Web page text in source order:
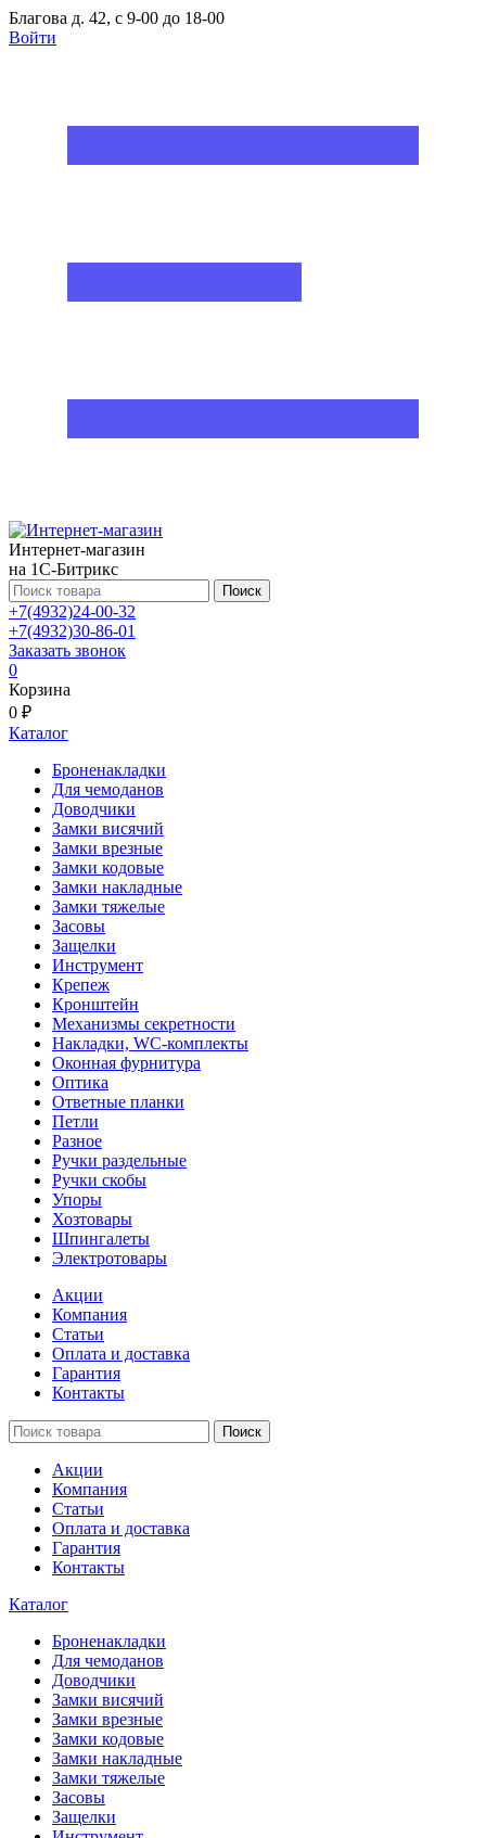
Благова д. 42, с 9-00 до 18-00
Войти
Интернет-магазин
на 1С-Битрикс
Поиск
+7(4932)24-00-32
+7(4932)30-86-01
Заказать звонок
0
Корзина
0 ₽
Каталог
Броненакладки
Для чемоданов
Доводчики
Замки висячий
Замки врезные
Замки кодовые
Замки накладные
Замки тяжелые
Засовы
Защелки
Инструмент
Крепеж
Кронштейн
Механизмы секретности
Накладки, WC-комплекты
Оконная фурнитура
Оптика
Ответные планки
Петли
Разное
Ручки раздельные
Ручки скобы
Упоры
Хозтовары
Шпингалеты
Электротовары
Акции
Компания
Статьи
Оплата и доставка
Гарантия
Контакты
Поиск
Акции
Компания
Статьи
Оплата и доставка
Гарантия
Контакты
Каталог
Броненакладки
Для чемоданов
Доводчики
Замки висячий
Замки врезные
Замки кодовые
Замки накладные
Замки тяжелые
Засовы
Защелки